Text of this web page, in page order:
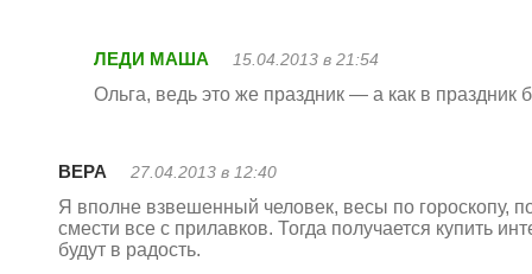
ЛЕДИ МАША 15.04.2013 в 21:54
Ольга, ведь это же праздник — а как в праздник
ВЕРА 27.04.2013 в 12:40
Я вполне взвешенный человек, весы по гороскопу,
смести все с прилавков. Тогда получается купить
будут в радость.